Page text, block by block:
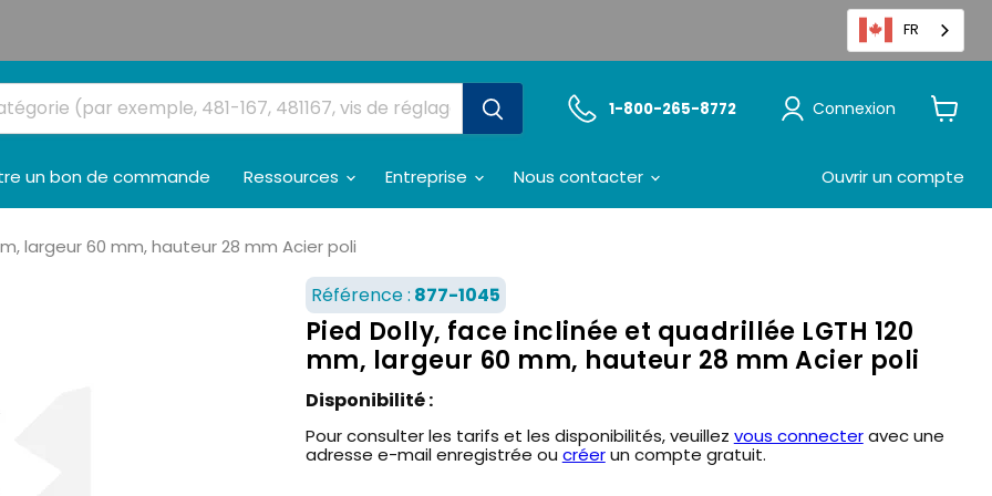
FR
1-800-265-8772 Connexion
panier
un bon de commande Ressources Entreprise Nous contacter Ouvrir un compte
largeur 60 mm, hauteur 28 mm Acier poli
Référence : 877-1045
Pied Dolly, face inclinée et quadrillée LGTH 120
mm, largeur 60 mm, hauteur 28 mm Acier poli
Disponibilité :
Pour consulter les tarifs et les disponibilités, veuillez vous connecteravec une
adresse e-mail enregistrée ou créerun compte gratuit.